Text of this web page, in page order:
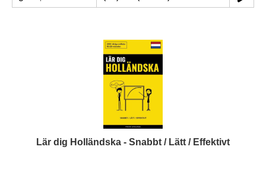
Lär dig Holländska - Snabbt / Lätt / Effektivt